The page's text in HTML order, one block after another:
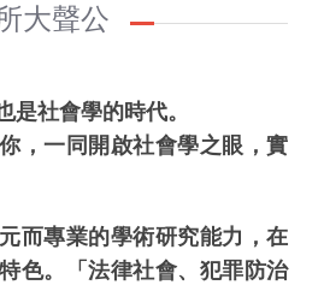
大聲公
是社會學的時代。
，一同開啟社會學之眼，實
而專業的學術研究能力，在
色。「法律社會、犯罪防治